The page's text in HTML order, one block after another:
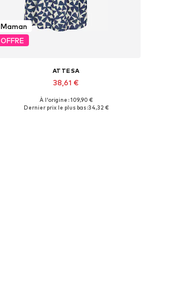
Maman
OFFRE
ATTESA
38,61 €
Tailles disponibles: 34
À l'origine : 109,90 €
Dernier prix le plus bas :34,32 €